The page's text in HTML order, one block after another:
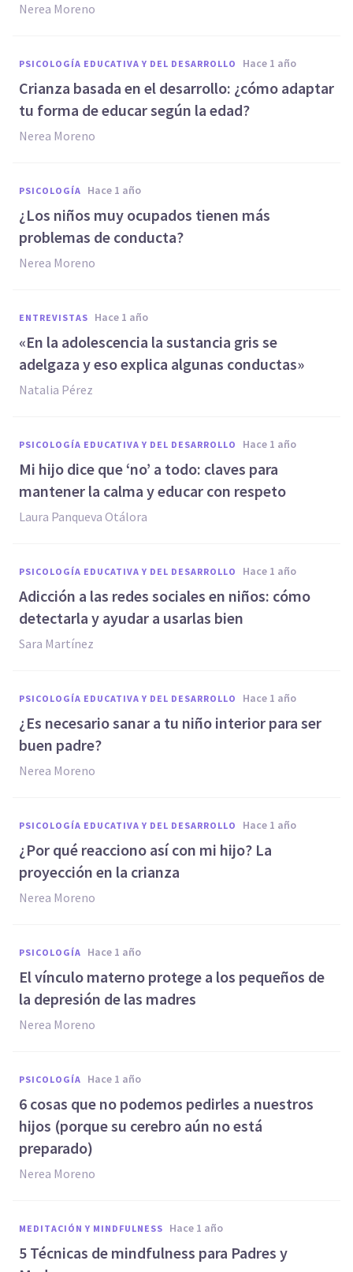
Nerea Moreno
PSICOLOGÍA EDUCATIVA Y DEL DESARROLLO hace 1 año
Crianza basada en el desarrollo: ¿cómo adaptar
tu forma de educar según la edad?
Nerea Moreno
PSICOLOGÍA hace 1 año
¿Los niños muy ocupados tienen más
problemas de conducta?
Nerea Moreno
ENTREVISTAS hace 1 año
«En la adolescencia la sustancia gris se
adelgaza y eso explica algunas conductas»
Natalia Pérez
PSICOLOGÍA EDUCATIVA Y DEL DESARROLLO hace 1 año
Mi hijo dice que ‘no’ a todo: claves para
mantener la calma y educar con respeto
Laura Panqueva Otálora
PSICOLOGÍA EDUCATIVA Y DEL DESARROLLO hace 1 año
Adicción a las redes sociales en niños: cómo
detectarla y ayudar a usarlas bien
Sara Martínez
PSICOLOGÍA EDUCATIVA Y DEL DESARROLLO hace 1 año
¿Es necesario sanar a tu niño interior para ser
buen padre?
Nerea Moreno
PSICOLOGÍA EDUCATIVA Y DEL DESARROLLO hace 1 año
¿Por qué reacciono así con mi hijo? La
proyección en la crianza
Nerea Moreno
PSICOLOGÍA hace 1 año
El vínculo materno protege a los pequeños de
la depresión de las madres
Nerea Moreno
PSICOLOGÍA hace 1 año
6 cosas que no podemos pedirles a nuestros
hijos (porque su cerebro aún no está
preparado)
Nerea Moreno
MEDITACIÓN Y MINDFULNESS hace 1 año
5 Técnicas de mindfulness para Padres y